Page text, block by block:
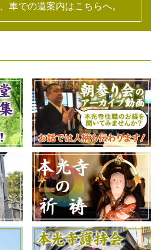
車での道案内はこちらへ。